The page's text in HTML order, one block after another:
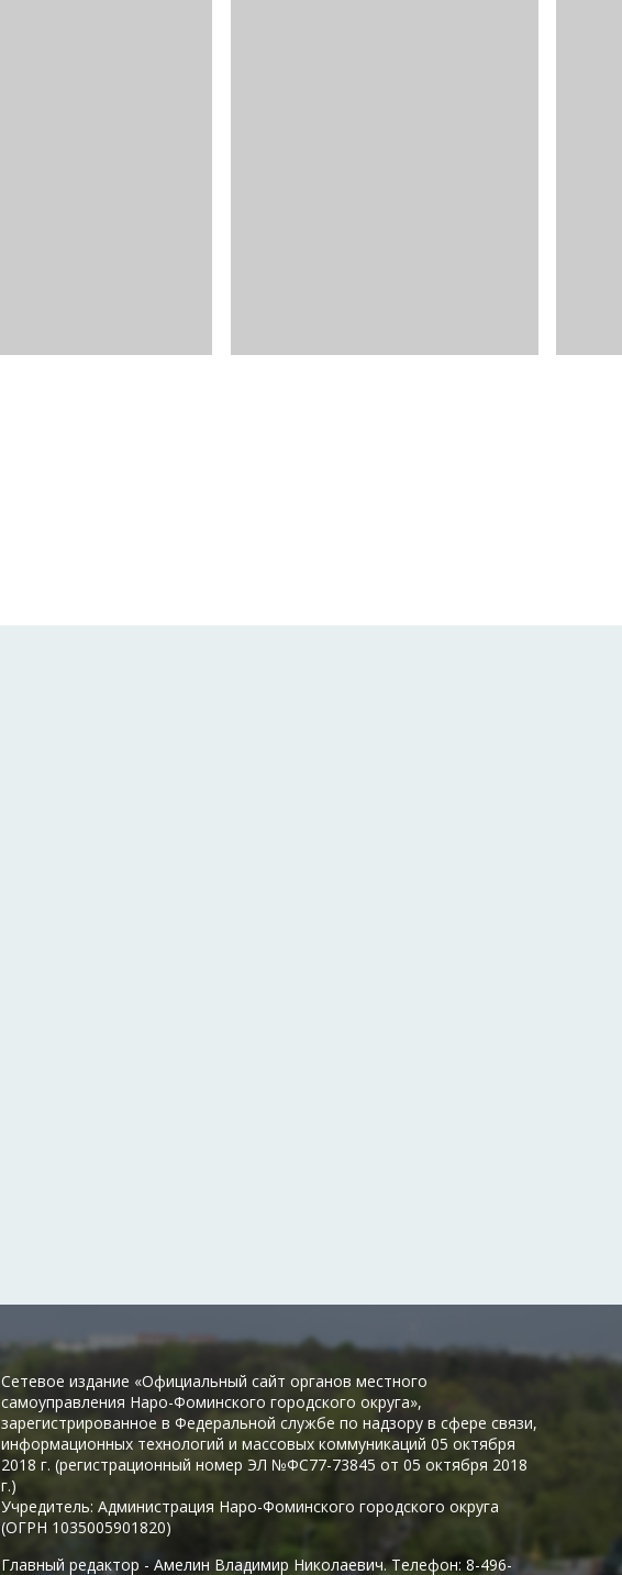
Сетевое издание «Официальный сайт органов местного
самоуправления Наро-Фоминского городского округа»,
зарегистрированное в Федеральной службе по надзору в сфере связи,
информационных технологий и массовых коммуникаций 05 октября
2018 г. (регистрационный номер ЭЛ №ФС77-73845 от 05 октября 2018
г.)
Учредитель: Администрация Наро-Фоминского городского округа
(ОГРН 1035005901820)
Главный редактор - Амелин Владимир Николаевич. Телефон: 8-496-